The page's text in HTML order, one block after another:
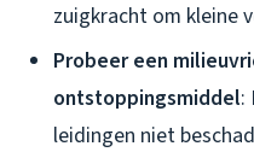
zuigkracht om kleine
Probeer een
ontstoppingsmiddel:
leidingen niet